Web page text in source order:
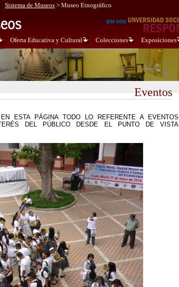
Sistema de Museos > Museo Etnográfico
Oferta Educativa y Cultural Colecciones Exposiciones
Eventos
ESTA PÁGINA TODO LO REFERENTE A EVENTOS
DEL PÚBLICO DESDE EL PUNTO DE VISTA